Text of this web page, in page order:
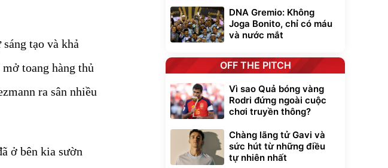
tạo và khả
toang hàng thủ
ra sân nhiều
ở bên kia sườn
DNA Gremio: Không
Joga Bonito, chỉ có máu
và nước mắt
OFF THE PITCH
Vì sao Quả bóng vàng
Rodri đứng ngoài cuộc
chơi truyền thông?
Chàng lãng tử Gavi và
sức hút từ những điều
tự nhiên nhất